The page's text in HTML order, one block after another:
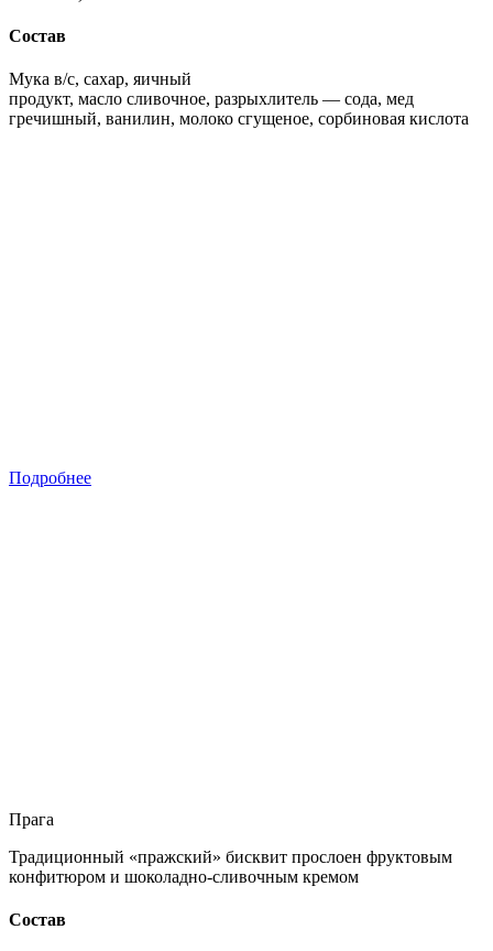
Состав
Мука в/с, сахар, яичный
продукт, масло сливочное, разрыхлитель — сода, мед
гречишный, ванилин, молоко сгущеное, сорбиновая кислота
Подробнее
Прага
Традиционный «пражский» бисквит прослоен фруктовым
конфитюром и шоколадно-сливочным кремом
Состав